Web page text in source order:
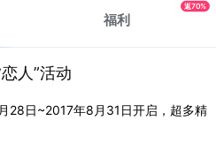
福利
返70%
人”活动
28日~2017年8月31日开启，超多精